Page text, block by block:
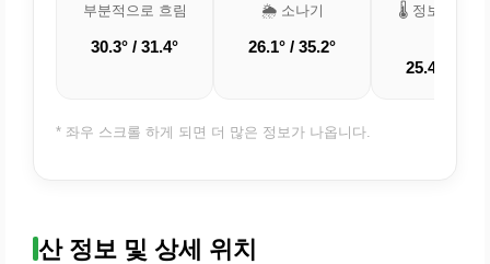
부분적으로 흐림
30.3° / 31.4°
🌦️ 소나기
26.1° / 35.2°
🌡️ 정보 업데이
25.4° /
* 좌우 스크롤 하게 되면 더 많은 정보가 나옵니다.
산 정보 및 상세 위치